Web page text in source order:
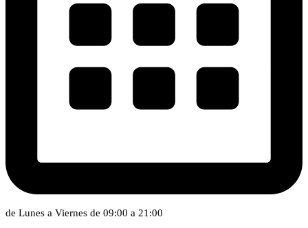
de Lunes a Viernes de 09:00 a 21:00